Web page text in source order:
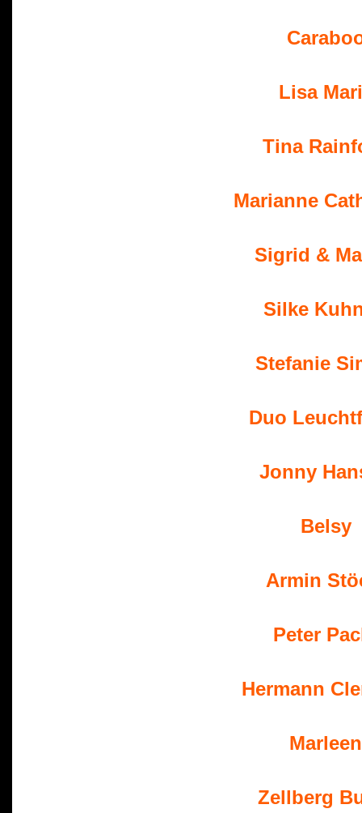
Lisa
Tina
Marianne
Sigrid &
Silke
Stefanie
Duo
Jonny
Belsy
Armin
Peter
Hermann
Marleen
Zellberg